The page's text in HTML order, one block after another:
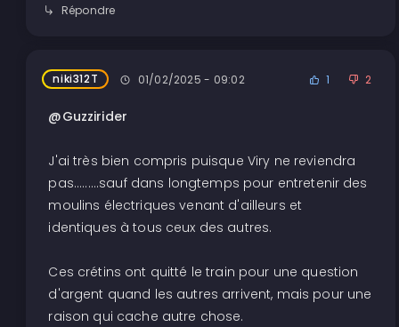
Répondre
niki312T 01/02/2025 - 09:02 1 2
@Guzzirider
J'ai très bien compris puisque Viry ne reviendra
pas.........sauf dans longtemps pour entretenir des
moulins électriques venant d'ailleurs et
identiques à tous ceux des autres.
Ces crétins ont quitté le train pour une question
d'argent quand les autres arrivent, mais pour une
raison qui cache autre chose.